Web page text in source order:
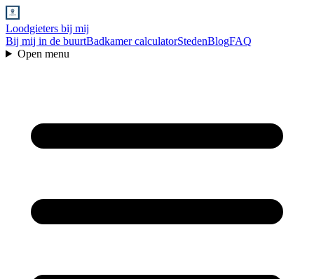
Loodgieters bij mij
Bij mij in de buurtBadkamer calculatorStedenBlogFAQ
Open menu